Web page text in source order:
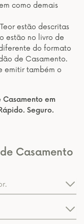
como demais
estão descritas
estão no livro de
do formato
de Casamento.
emitir também o
Casamento em
Seguro.
Casamento